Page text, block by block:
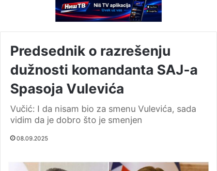
Predsednik o razrešenju
dužnosti komandanta SAJ-a
Spasoja Vulevića
Vučić: I da nisam bio za smenu Vulevića, sada
vidim da je dobro što je smenjen
08.09.2025